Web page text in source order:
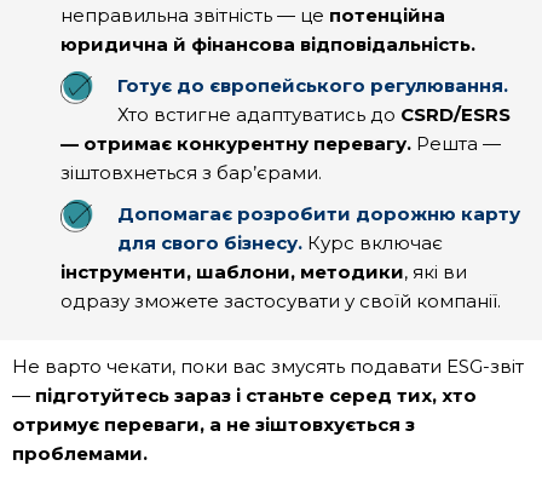
неправильна звітність — це потенційна
юридична й фінансова відповідальність.
Готує до європейського регулювання.
Хто встигне адаптуватись до CSRD/ESRS
— отримає конкурентну перевагу. Решта —
зіштовхнеться з бар’єрами.
Допомагає розробити дорожню карту
для свого бізнесу. Курс включає
інструменти, шаблони, методики, які ви
одразу зможете застосувати у своїй компанії.
Не варто чекати, поки вас змусять подавати ESG-звіт
— підготуйтесь зараз і станьте серед тих, хто
отримує переваги, а не зіштовхується з
проблемами.